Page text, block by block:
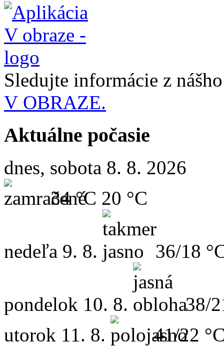
Sledujte informácie z
V OBRAZE.
Aktuálne počasie
dnes, sobota 8. 8. 2026
34 °C 20 °C
nedeľa 9. 8. 36/18
pondelok 10. 8.
38/
utorok 11. 8. 41/22